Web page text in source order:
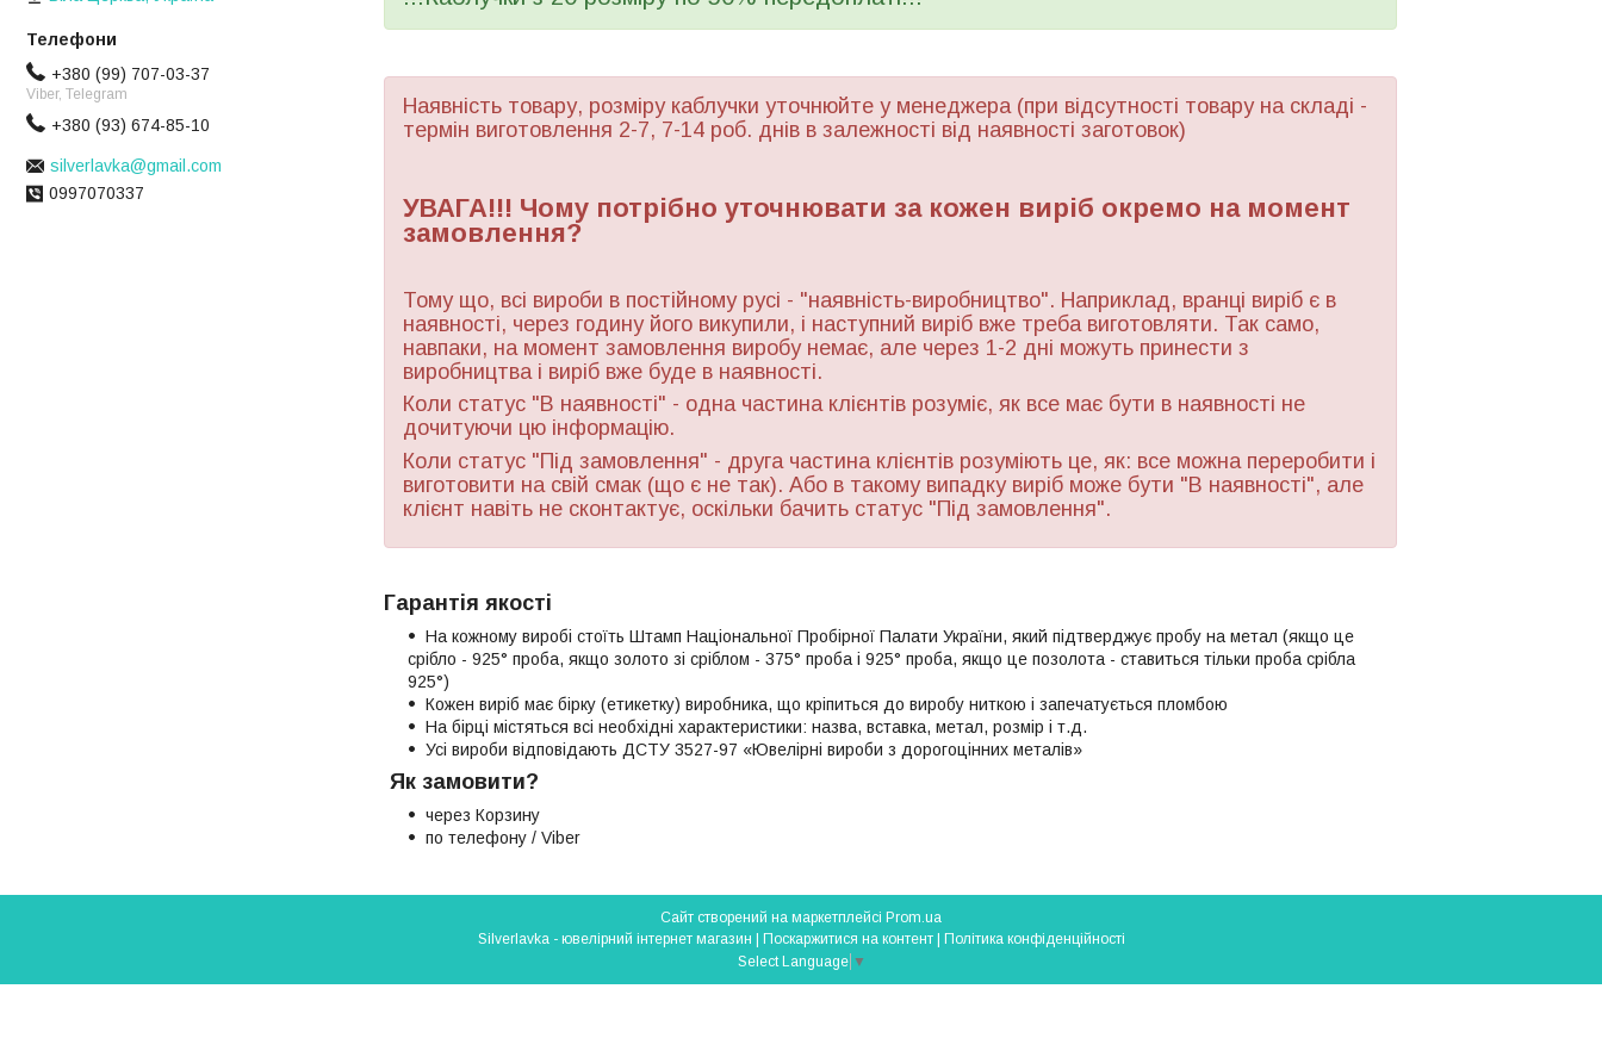
Наявність товару, розміру каблучки уточнюйте у менеджера (при відсутності товару на складі -
термін виготовлення 2-7, 7-14 роб. днів в залежності від наявності заготовок)
УВАГА!!! Чому потрібно уточнювати за кожен виріб окремо на момент
замовлення?
Тому що, всі вироби в постійному русі - "наявність-виробництво". Наприклад, вранці виріб є в
наявності, через годину його викупили, і наступний виріб вже треба виготовляти. Так само,
навпаки, на момент замовлення виробу немає, але через 1-2 дні можуть принести з
виробництва і виріб вже буде в наявності.
Коли статус "В наявності" - одна частина клієнтів розуміє, як все має бути в наявності не
дочитуючи цю інформацію.
Коли статус "Під замовлення" - друга частина клієнтів розуміють це, як: все можна переробити і
виготовити на свій смак (що є не так). Або в такому випадку виріб може бути "В наявності", але
клієнт навіть не сконтактує, оскільки бачить статус "Під замовлення".
Гарантія якості
На кожному виробі стоїть Штамп Національної Пробірної Палати України, який підтверджує пробу на метал (якщо це
срібло - 925° проба, якщо золото зі сріблом - 375° проба і 925° проба, якщо це позолота - ставиться тільки проба срібла
925°)
Кожен виріб має бірку (етикетку) виробника, що кріпиться до виробу ниткою і запечатується пломбою
На бірці містяться всі необхідні характеристики: назва, вставка, метал, розмір і т.д.
Усі вироби відповідають ДСТУ 3527-97 «Ювелірні вироби з дорогоцінних металів»
Як замовити?
через Корзину
по телефону / Viber
+380 (99) 707-03-37
Viber, Telegram
+380 (93) 674-85-10
silverlavka@gmail.com
0997070337
Сайт створений на маркетплейсі Prom.ua
Silverlavka - ювелірний інтернет магазин | Поскаржитися на контент | Політика конфіденційності
Select Language ▼